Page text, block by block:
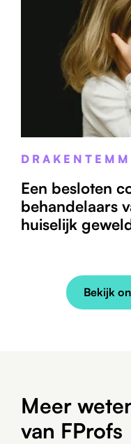
Een besloten
behandelaars
huiselijk
Bekijk
Meer
van FProfs